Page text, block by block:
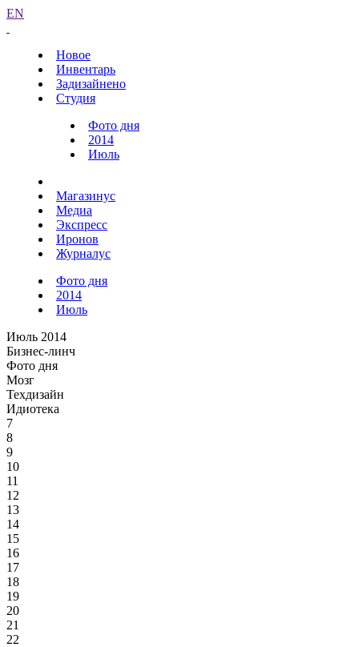
EN
Новое
Инвентарь
Задизайнено
Студия
Фото дня
2014
Июль
Магазинус
Медиа
Экспресс
Иронов
Журналус
Фото дня
2014
Июль
Июль 2014
Бизнес-линч
Фото дня
Мозг
Техдизайн
Идиотека
7
8
9
10
11
12
13
14
15
16
17
18
19
20
21
22